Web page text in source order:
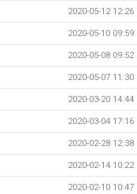
2020-05-12 12:26
2020-05-10 09:59
2020-05-08 09:52
2020-05-07 11:30
2020-03-20 14:44
2020-03-04 17:16
2020-02-28 12:38
2020-02-14 10:22
2020-02-10 10:47